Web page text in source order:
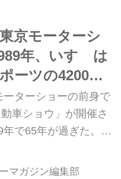
京モーターシ
年、いすゞは
ーツの4200R
ップ
ーターショーの前身で
車ショウ」が開催さ
で65年が過ぎた。そ
ショーの歩みを、当
やコンセプトカーな
マガジン編集部